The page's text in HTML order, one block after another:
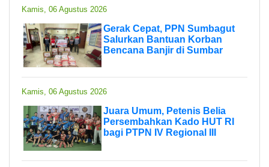
Kamis, 06 Agustus 2026
Gerak Cepat, PPN Sumbagut
Salurkan Bantuan Korban
Bencana Banjir di Sumbar
Kamis, 06 Agustus 2026
Juara Umum, Petenis Belia
Persembahkan Kado HUT RI
bagi PTPN IV Regional III